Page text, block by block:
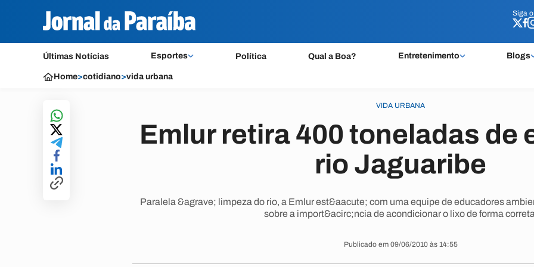
Siga o
Últimas Notícias Esportes Política Qual a Boa? Entretenimento Blogs
Siga o
Home>cotidiano>vida urbana
VIDA URBANA
Emlur retira 400 toneladas de
rio Jaguaribe
Paralela &agrave; limpeza do rio, a Emlur est&aacute; com uma equipe de educadores
sobre a import&acirc;ncia de acondicionar o lixo de forma
Publicado em 09/06/2010 às 14:55